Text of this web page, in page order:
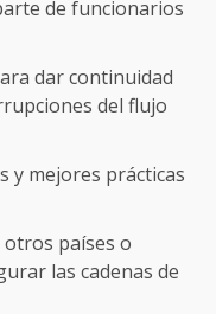
de funcionarios
dar continuidad
del flujo
y mejores prácticas
otros países o
las cadenas de